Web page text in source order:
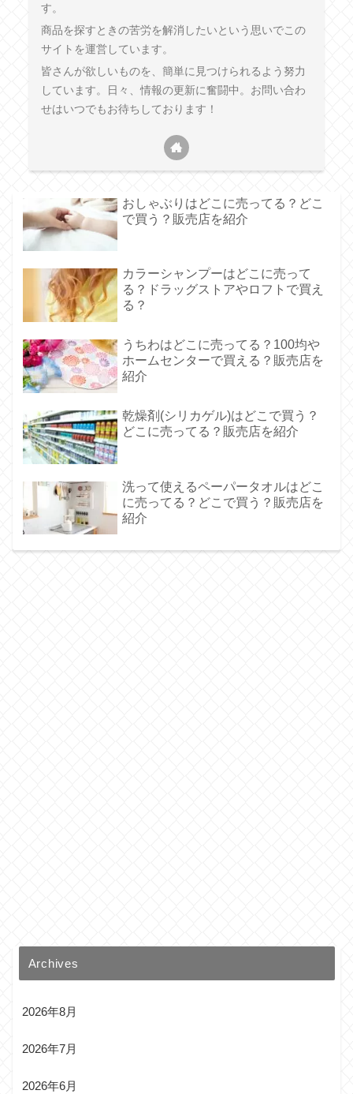
す。
商品を探すときの苦労を解消したいという思いでこの
サイトを運営しています。
皆さんが欲しいものを、簡単に見つけられるよう努力
しています。日々、情報の更新に奮闘中。お問い合わ
せはいつでもお待ちしております！
おしゃぶりはどこに売ってる？どこ
で買う？販売店を紹介
カラーシャンプーはどこに売って
る？ドラッグストアやロフトで買え
る？
うちわはどこに売ってる？100均や
ホームセンターで買える？販売店を
紹介
乾燥剤(シリカゲル)はどこで買う？
どこに売ってる？販売店を紹介
洗って使えるペーパータオルはどこ
に売ってる？どこで買う？販売店を
紹介
Archives
2026年8月
2026年7月
2026年6月